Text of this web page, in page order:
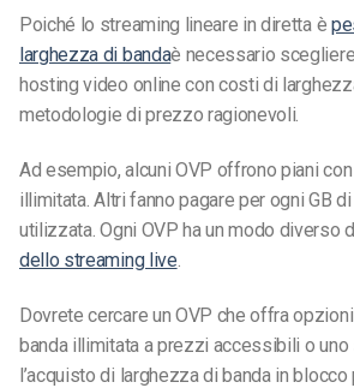
Poiché lo streaming lineare in diretta è
larghezza di bandaè necessario
hosting video online con costi di
metodologie di prezzo ragionevoli.
Ad esempio, alcuni OVP offrono piani
illimitata. Altri fanno pagare per ogni GB
utilizzata. Ogni OVP ha un modo diverso
dello streaming live.
Dovrete cercare un OVP che offra
banda illimitata a prezzi accessibili o
l’acquisto di larghezza di banda in